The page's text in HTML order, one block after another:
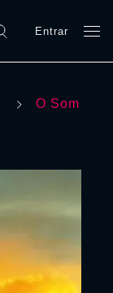
Entrar
O Som